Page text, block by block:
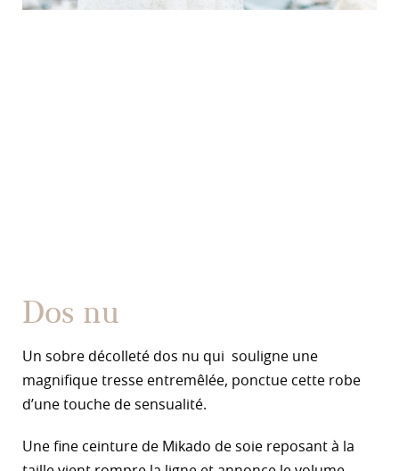
Dos nu
Un sobre décolleté dos nu qui souligne une
magnifique tresse entremêlée, ponctue cette robe
d’une touche de sensualité.
Une fine ceinture de Mikado de soie reposant à la